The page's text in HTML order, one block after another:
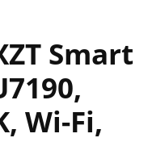
Smart
Wi-Fi,